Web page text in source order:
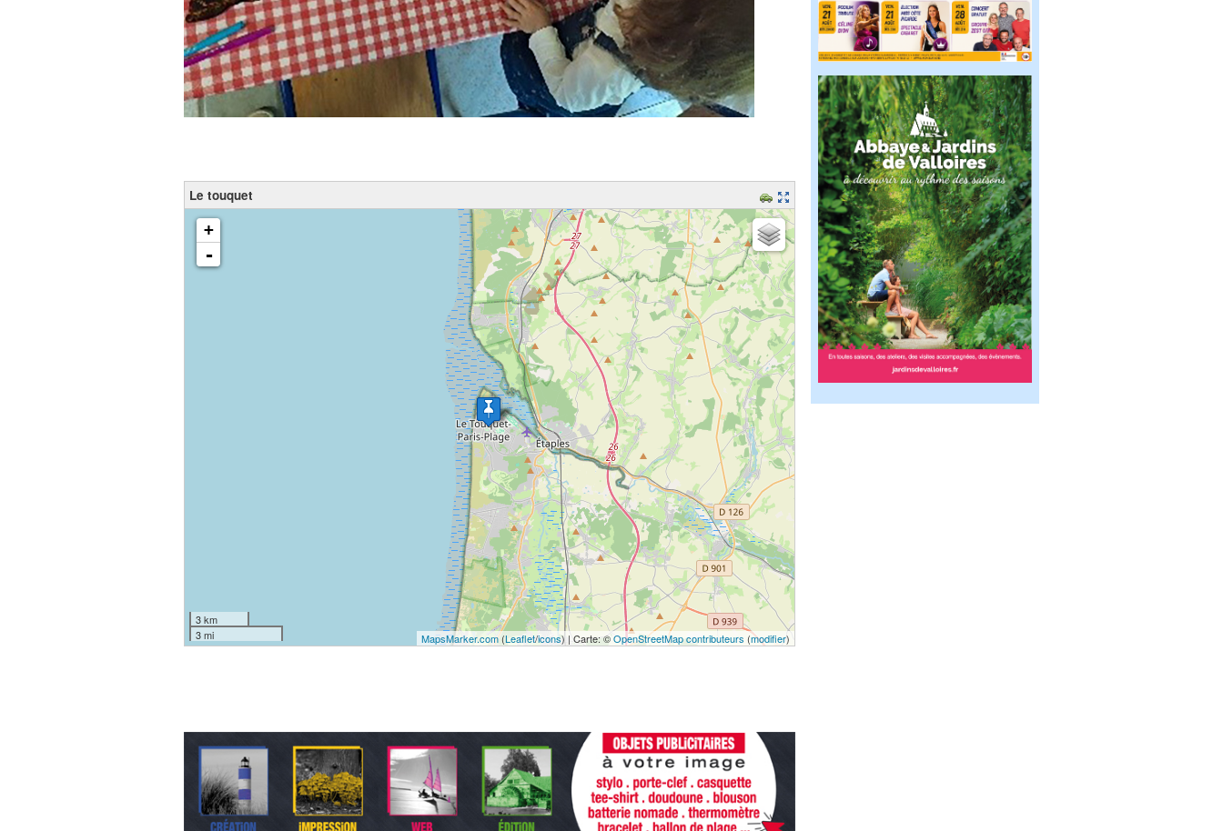
Le touquet
chargement de la carte - veuillez patienter...
+
-
3 km
3 mi
MapsMarker.com(Leaflet/icons) | Carte: ©OpenStreetMap contributeurs (modifier)